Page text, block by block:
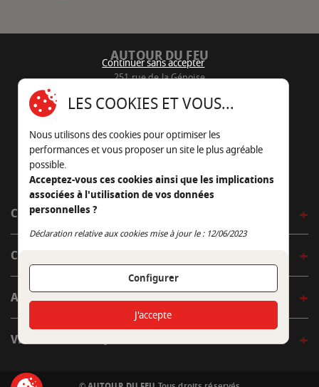
AUTOUR DU FEU
251 rue de la Génoise
05 45 22 98 09
Nous envoyer un e-mail
CÔTÉ OUTDOOR
CÔTÉ INDOOR
AUTOUR DE LA TABLE
VENIR EN BOUTIQUE
Continuer sans accepter
LES COOKIES ET VOUS...
Nous utilisons des cookies pour optimiser les
performances et vous proposer un site le plus agréable
possible.
Acceptez-vous ces cookies ainsi que les implications
associées à l'utilisation de vos données
personnelles ?
Déclaration relative aux cookies mise à jour le : 12/06/2023
Configurer
Continuer sans accepter
J'accepte